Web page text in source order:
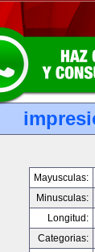
Mayusculas:
Minusculas:
Longitud:
Categorias: